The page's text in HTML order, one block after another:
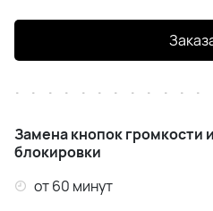
Замена кнопок громкости и
блокировки
от 60 минут